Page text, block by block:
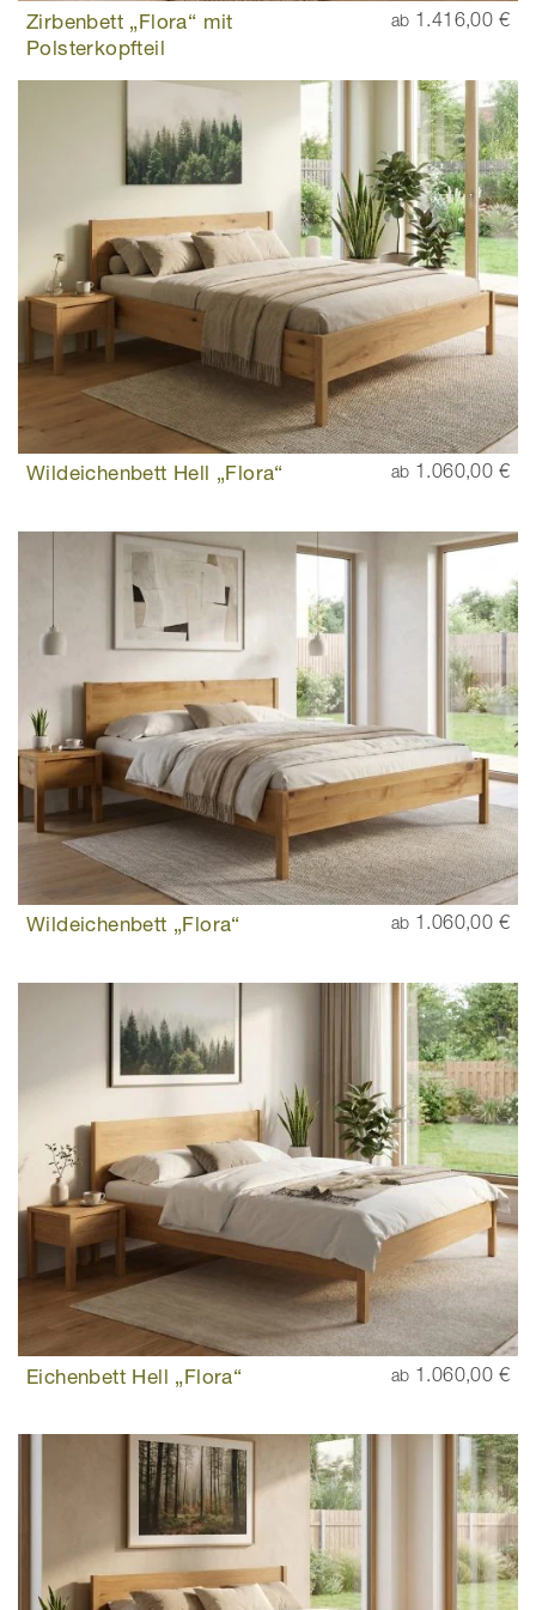
Zirbenbett „Flora“ mit
Polsterkopfteil
ab 1.416,00 €
Wildeichenbett Hell „Flora“ ab 1.060,00 €
Wildeichenbett „Flora“ ab 1.060,00 €
Eichenbett Hell „Flora“ ab 1.060,00 €